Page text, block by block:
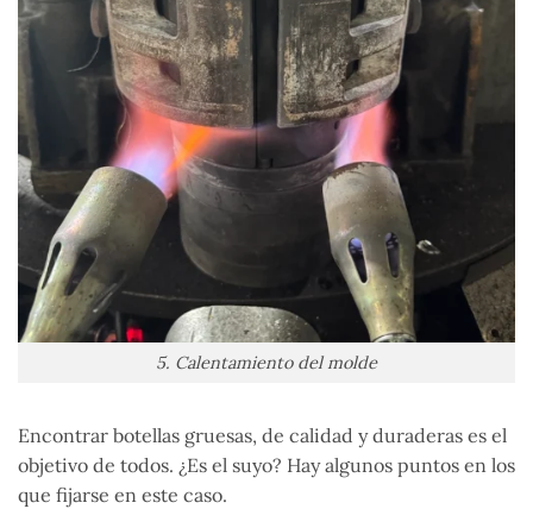
5. Calentamiento del molde
Encontrar botellas gruesas, de calidad y duraderas es el
objetivo de todos. ¿Es el suyo? Hay algunos puntos en los
que fijarse en este caso.